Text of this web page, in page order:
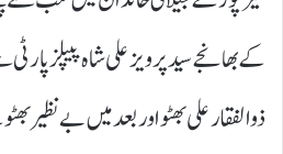
کے بھانجے سید پرویز علی شاہ پیپلز
ذوالفقار علی بھٹو اور بعد میں بے نظیر